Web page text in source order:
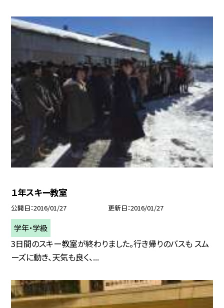
１年スキー教室
公開日 2016/01/27 更新日 2016/01/27
学年・学級
3日間のスキー教室が終わりました。行き帰りのバスも スム
ーズに動き、天気も良く、...